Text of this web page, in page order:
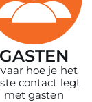
GASTEN
hoe je het
contact legt
met gasten